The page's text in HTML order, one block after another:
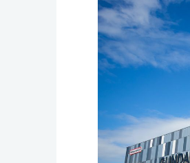
国際
社会
科学・技術
暮らし